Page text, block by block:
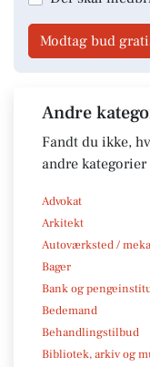
Modtag bud
Andre
Fandt du ikke,
andre
Advokat
Arkitekt
Autoværksted /
Bager
Bank og
Bedemand
Behandlingstilbud
Bibliotek, arkiv og